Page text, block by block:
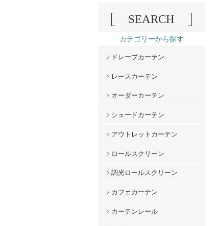
SEARCH
カテゴリーから探す
ドレープカーテン
レースカーテン
オーダーカーテン
シェードカーテン
アウトレットカーテン
ロールスクリーン
調光ロールスクリーン
カフェカーテン
カーテンレール